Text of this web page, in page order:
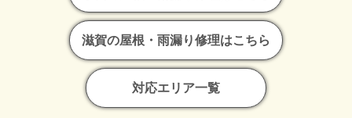
滋賀の屋根・雨漏り修理はこちら
対応エリア一覧